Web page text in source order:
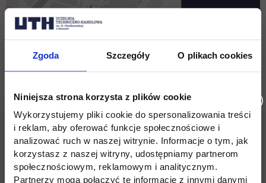
Zgoda Szczegóły O plikach cookies
Niniejsza strona korzysta z plików cookie
Wykorzystujemy pliki cookie do spersonalizowania treści
i reklam, aby oferować funkcje społecznościowe i
analizować ruch w naszej witrynie. Informacje o tym, jak
korzystasz z naszej witryny, udostępniamy partnerom
społecznościowym, reklamowym i analitycznym.
Partnerzy mogą połączyć te informacje z innymi danymi